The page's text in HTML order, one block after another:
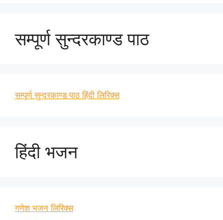
सम्पूर्ण सुन्दरकाण्ड पाठ
सम्पूर्ण सुन्दरकाण्ड पाठ हिंदी लिरिक्स
हिंदी भजन
गणेश भजन लिरिक्स